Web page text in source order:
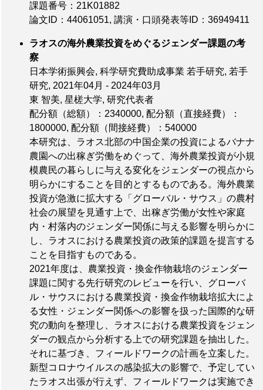
課題番号：21K01882
論文ID：44061051, 講演・口頭発表等ID：36949411
ラオスの海外農業投資をめぐるジェンダー課題の考
察
日本学術振興会, 科学研究費助成事業 若手研究, 若手
研究, 2021年04月 - 2024年03月
東 智美, 星槎大学, 研究代表者
配分額（総額）：2340000, 配分額（直接経費）：
1800000, 配分額（間接経費）：540000
本研究は、ラオス北部の中国企業の投資によるバナナ
農園への出稼ぎ労働をめぐって、海外農業投資が小規
模農民の暮らしに与える変化をジェンダーの視点から
明らかにすることを目的とするものである。海外農業
投資が急激に拡大する「グローバル・サウス」の農村
社会の展望を見通す上で、出稼ぎ労働が女性や家庭
内・村落内のジェンダー関係に与える影響を明らかに
し、ラオスにおける農業投資の政策的課題を提言する
ことを目指すものである。
2021年度は、農業投資・換金作物栽培のジェンダー
課題に関する先行研究のレビューを行い、グローバ
ル・サウスにおける農業投資・換金作物栽培拡大によ
る女性・ジェンダー関係への影響を扱った国際的な研
究の動向を整理し、ラオスにおける農業投資をジェン
ダーの観点から分析する上での研究課題を抽出した。
それに基づき、フィールドワークの計画を立案した。
新型コロナウイルスの感染拡大の影響で、予定してい
たラオス出張が行えず、フィールドワークは実施でき